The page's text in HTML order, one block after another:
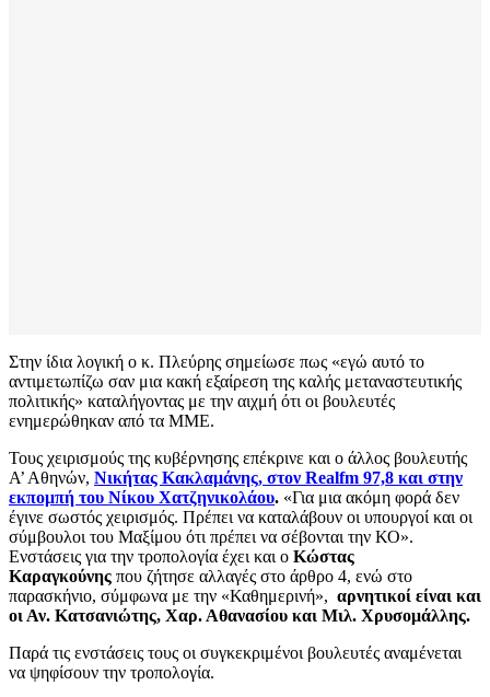
Στην ίδια λογική ο κ. Πλεύρης σημείωσε πως «εγώ αυτό το
αντιμετωπίζω σαν μια κακή εξαίρεση της καλής μεταναστευτικής
πολιτικής» καταλήγοντας με την αιχμή ότι οι βουλευτές
ενημερώθηκαν από τα ΜΜΕ.
Τους χειρισμούς της κυβέρνησης επέκρινε και ο άλλος βουλευτής
Α’ Αθηνών, Νικήτας Κακλαμάνης, στον Realfm 97,8 και στην
εκπομπή του Νίκου Χατζηνικολάου. «Για μια ακόμη φορά δεν
έγινε σωστός χειρισμός. Πρέπει να καταλάβουν οι υπουργοί και οι
σύμβουλοι του Μαξίμου ότι πρέπει να σέβονται την ΚΟ».
Ενστάσεις για την τροπολογία έχει και ο Κώστας
Καραγκούνης που ζήτησε αλλαγές στο άρθρο 4, ενώ στο
παρασκήνιο, σύμφωνα με την «Καθημερινή», αρνητικοί είναι και
οι Αν. Κατσανιώτης, Χαρ. Αθανασίου και Μιλ. Χρυσομάλλης.
Παρά τις ενστάσεις τους οι συγκεκριμένοι βουλευτές αναμένεται
να ψηφίσουν την τροπολογία.